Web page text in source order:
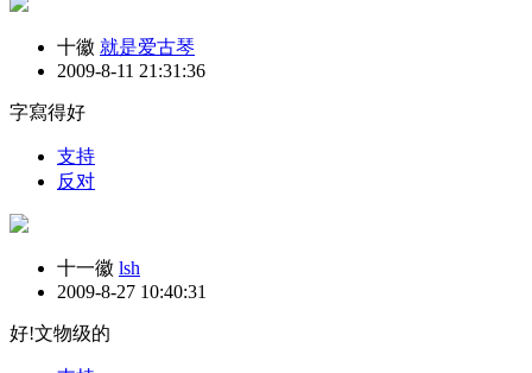
十徽 就是爱古琴
2009-8-11 21:31:36
字寫得好
支持
反对
十一徽 lsh
2009-8-27 10:40:31
好!文物级的